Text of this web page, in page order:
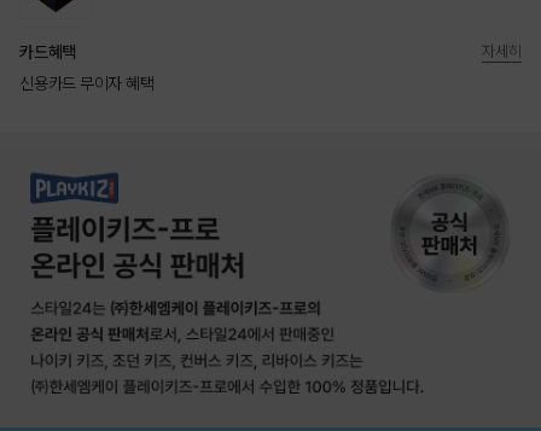
카드혜택
신용카드 무이자 혜택
자세히